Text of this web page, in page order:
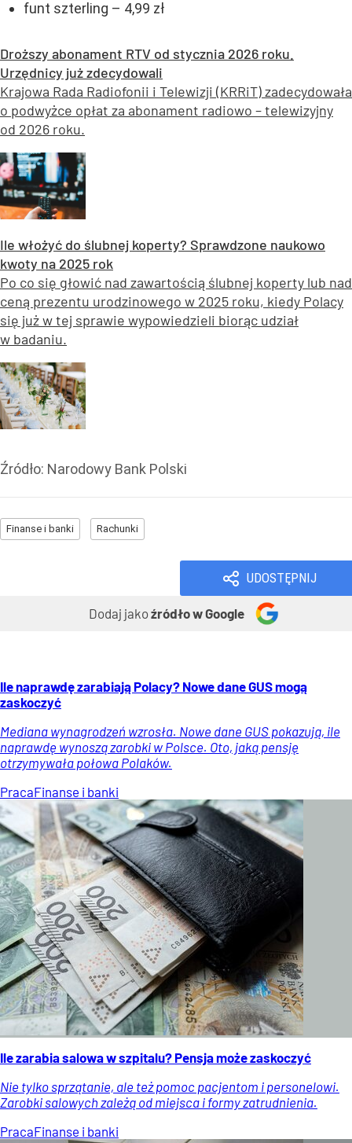
funt szterling – 4,99 zł
Droższy abonament RTV od stycznia 2026 roku.
Urzędnicy już zdecydowali
Krajowa Rada Radiofonii i Telewizji (KRRiT) zadecydowała
o podwyżce opłat za abonament radiowo – telewizyjny
od 2026 roku.
Ile włożyć do ślubnej koperty? Sprawdzone naukowo
kwoty na 2025 rok
Po co się głowić nad zawartością ślubnej koperty lub nad
ceną prezentu urodzinowego w 2025 roku, kiedy Polacy
się już w tej sprawie wypowiedzieli biorąc udział
w badaniu.
Źródło: Narodowy Bank Polski
Finanse i banki Rachunki
UDOSTĘPNIJ
Dodaj jakoźródło w Google
Ile naprawdę zarabiają Polacy? Nowe dane GUS mogą
zaskoczyć
Mediana wynagrodzeń wzrosła. Nowe dane GUS pokazują, ile
naprawdę wynoszą zarobki w Polsce. Oto, jaką pensję
otrzymywała połowa Polaków.
PracaFinanse i banki
Ile zarabia salowa w szpitalu? Pensja może zaskoczyć
Nie tylko sprzątanie, ale też pomoc pacjentom i personelowi.
Zarobki salowych zależą od miejsca i formy zatrudnienia.
PracaFinanse i banki